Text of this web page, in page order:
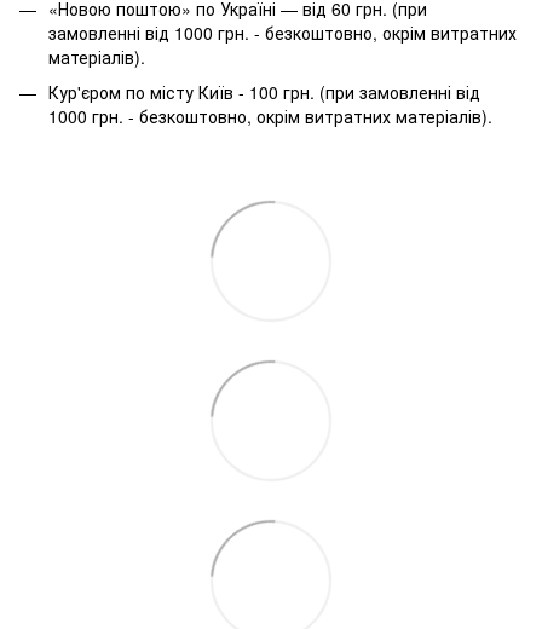
«Новою поштою» по Україні — від 60 грн. (при
замовленні від 1000 грн. - безкоштовно, окрім витратних
матеріалів).
Кур'єром по місту Київ - 100 грн. (при замовленні від
1000 грн. - безкоштовно, окрім витратних матеріалів).